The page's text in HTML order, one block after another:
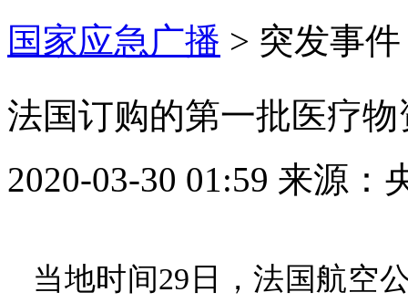
国家应急广播 > 突发事件
法国订购的第一批医疗
2020-03-30 01:59 来源：
当地时间29日，法国航空